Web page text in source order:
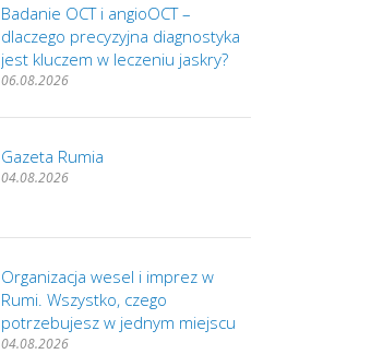
Badanie OCT i angioOCT –
dlaczego precyzyjna diagnostyka
jest kluczem w leczeniu jaskry?
06.08.2026
Gazeta Rumia
04.08.2026
Organizacja wesel i imprez w
Rumi. Wszystko, czego
potrzebujesz w jednym miejscu
04.08.2026